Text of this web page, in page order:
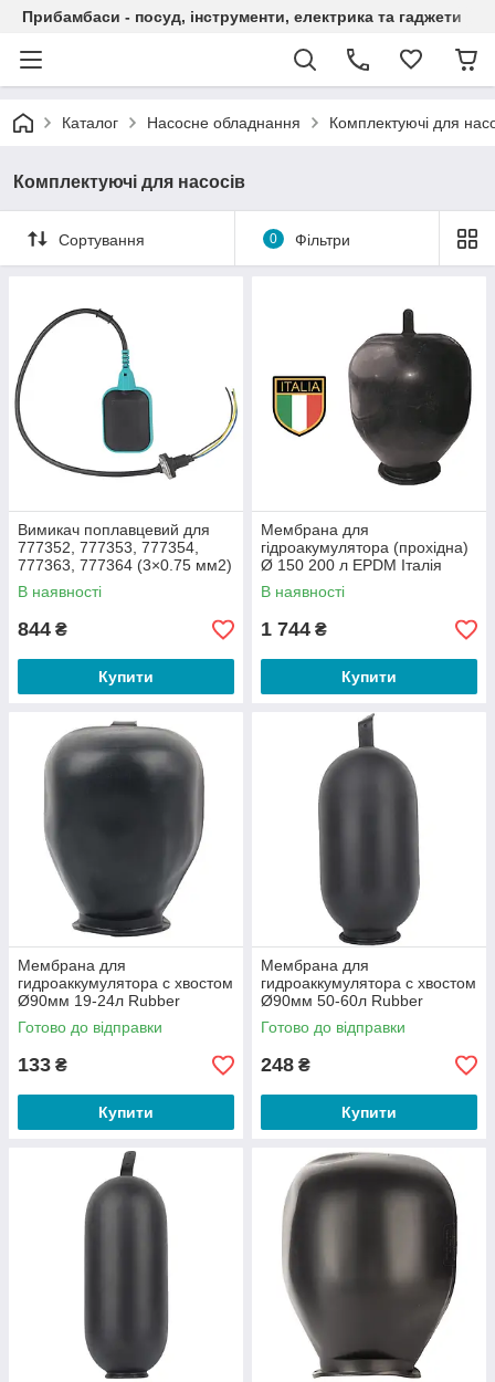
Прибамбаси - посуд, інструменти, електрика та гаджети
Каталог Насосне обладнання Комплектуючі для
Комплектуючі для насосів
Сортування 0 Фільтри
Вимикач поплавцевий для
777352, 777353, 777354,
777363, 777364 (3×0.75 мм2)
AQUATICA (777354108)
В наявності
844 ₴
Купити
Мембрана для
гідроакумулятора (прохідна)
Ø 150 200 л EPDM Італія
AQUATICA (779499)
В наявності
1 744 ₴
Купити
Мембрана для
гидроаккумулятора с хвостом
Ø90мм 19-24л Rubber
WETRON (779501)
Готово до відправки
133 ₴
Купити
Мембрана для
гидроаккумулятора с хвостом
Ø90мм 50-60л Rubber
WETRON (779502)
Готово до відправки
248 ₴
Купити